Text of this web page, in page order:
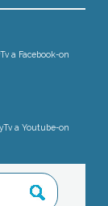
a Facebook-on
a Youtube-on